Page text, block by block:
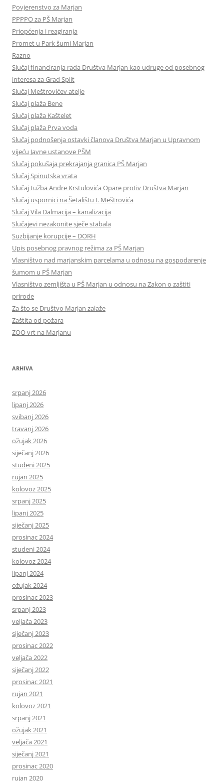
Povjerenstvo za Marjan
PPPPO za PŠ Marjan
Priopćenja i reagiranja
Promet u Park šumi Marjan
Razno
Slučaj financiranja rada Društva Marjan kao udruge od posebnog
interesa za Grad Split
Slučaj Meštrovićev atelje
Slučaj plaža Bene
Slučaj plaža Kaštelet
Slučaj plaža Prva voda
Slučaj podnošenja ostavki članova Društva Marjan u Upravnom
vijeću Javne ustanove PŠM
Slučaj pokušaja prekrajanja granica PŠ Marjan
Slučaj Spinutska vrata
Slučaj tužba Andre Krstulovića Opare protiv Društva Marjan
Slučaj uspornici na Šetalištu I. Meštrovića
Slučaj Vila Dalmacija – kanalizacija
Slučajevi nezakonite sječe stabala
Suzbijanje korupcije – DORH
Upis posebnog pravnog režima za PŠ Marjan
Vlasništvo nad marjanskim parcelama u odnosu na gospodarenje
šumom u PŠ Marjan
Vlasništvo zemljišta u PŠ Marjan u odnosu na Zakon o zaštiti
prirode
Za što se Društvo Marjan zalaže
Zaštita od požara
ZOO vrt na Marjanu
ARHIVA
srpanj 2026
lipanj 2026
svibanj 2026
travanj 2026
ožujak 2026
siječanj 2026
studeni 2025
rujan 2025
kolovoz 2025
srpanj 2025
lipanj 2025
siječanj 2025
prosinac 2024
studeni 2024
kolovoz 2024
lipanj 2024
ožujak 2024
prosinac 2023
srpanj 2023
veljača 2023
siječanj 2023
prosinac 2022
veljača 2022
siječanj 2022
prosinac 2021
rujan 2021
kolovoz 2021
srpanj 2021
ožujak 2021
veljača 2021
siječanj 2021
prosinac 2020
rujan 2020